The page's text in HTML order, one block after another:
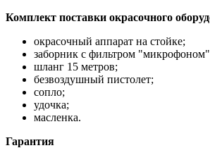
Комплект поставки окрасочного
окрасочный аппарат на стойке;
заборник с фильтром
шланг 15 метров;
безвоздушный пистолет;
сопло;
удочка;
масленка.
Гарантия